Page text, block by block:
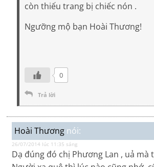
còn thiếu trang bị chiếc nón .
Ngưỡng mộ bạn Hoài Thương!
0
Trả lời
Hoài Thương nói:
26/07/2014 lúc 11:35 sáng
Dạ đúng đó chị Phương Lan , uả mà